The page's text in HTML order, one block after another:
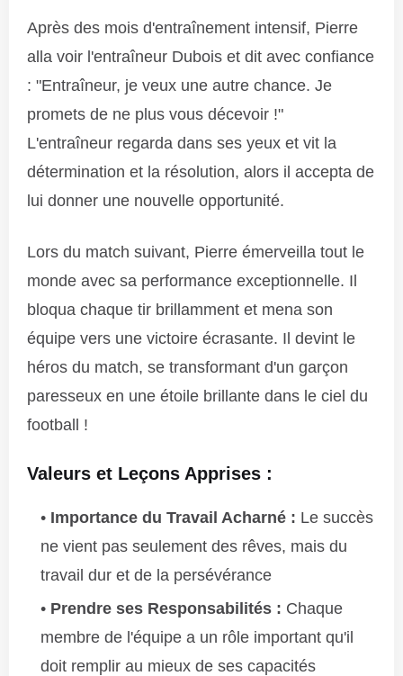
Après des mois d'entraînement intensif, Pierre
alla voir l'entraîneur Dubois et dit avec confiance
: "Entraîneur, je veux une autre chance. Je
promets de ne plus vous décevoir !"
L'entraîneur regarda dans ses yeux et vit la
détermination et la résolution, alors il accepta de
lui donner une nouvelle opportunité.
Lors du match suivant, Pierre émerveilla tout le
monde avec sa performance exceptionnelle. Il
bloqua chaque tir brillamment et mena son
équipe vers une victoire écrasante. Il devint le
héros du match, se transformant d'un garçon
paresseux en une étoile brillante dans le ciel du
football !
Valeurs et Leçons Apprises :
Importance du Travail Acharné : Le succès
ne vient pas seulement des rêves, mais du
travail dur et de la persévérance
Prendre ses Responsabilités : Chaque
membre de l'équipe a un rôle important qu'il
doit remplir au mieux de ses capacités